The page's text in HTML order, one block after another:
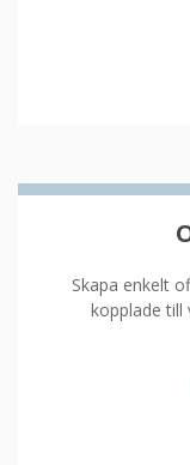
Skapa enkelt
kopplade till